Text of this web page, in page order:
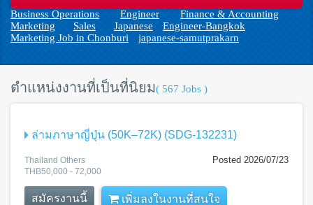
Business Operations Engineer
Finance & Accounting
Marketing
Sales Japanese
Engineer-Bangkok
Marketing Job in Chonburi
japanese-samutprakarn
ตำแหน่งงานที่เป็นที่นิยม( 567 Jobs )
ล่ามภาษาญี่ปุ่น (50K–72K) (SDG-132231)
Posted 2026/07/23
Thailand Others
THB50,000 - 72,000
สมัครงานนี้ เพิ่มลงในงานที่สนใจ